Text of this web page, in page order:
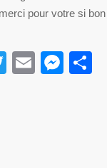
pour votre si
Twitter
Email